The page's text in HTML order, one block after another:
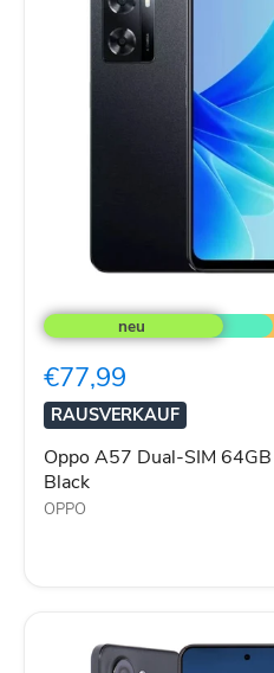
A57
Dual-
64GB
Glowing
Black
€77,99
RAUSVERKAUF
Oppo A57 Dual-SIM
Black
OPPO